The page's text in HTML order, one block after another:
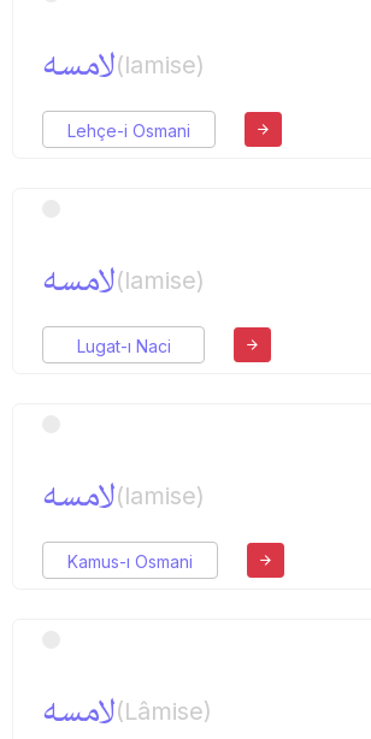
لامسه(lamise)
Lehçe-i Osmani
لامسه(lamise)
Lugat-ı Naci
لامسه(lamise)
Kamus-ı Osmani
لامسه(Lâmise)